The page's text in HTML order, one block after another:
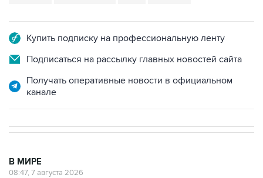
Купить подписку на профессиональную ленту
Подписаться на рассылку главных новостей сайта
Получать оперативные новости в официальном
канале
В МИРЕ
08:47, 7 августа 2026